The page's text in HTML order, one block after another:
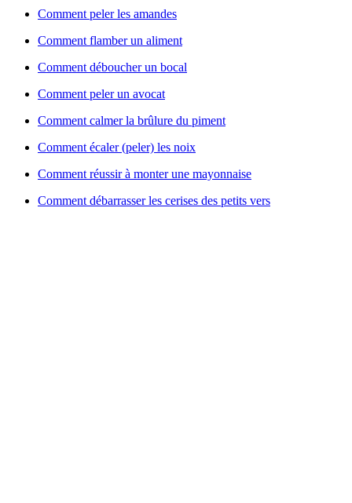
Comment peler les amandes
Comment flamber un aliment
Comment déboucher un bocal
Comment peler un avocat
Comment calmer la brûlure du piment
Comment écaler (peler) les noix
Comment réussir à monter une mayonnaise
Comment débarrasser les cerises des petits vers